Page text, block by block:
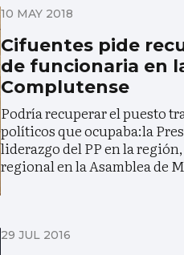
10 MAY 2018
Cifuentes pide
de funcionaria en
Complutense
Podría recuperar el puesto
políticos que ocupaba:la
liderazgo del PP en la
regional en la Asamblea de
29 JUL 2016